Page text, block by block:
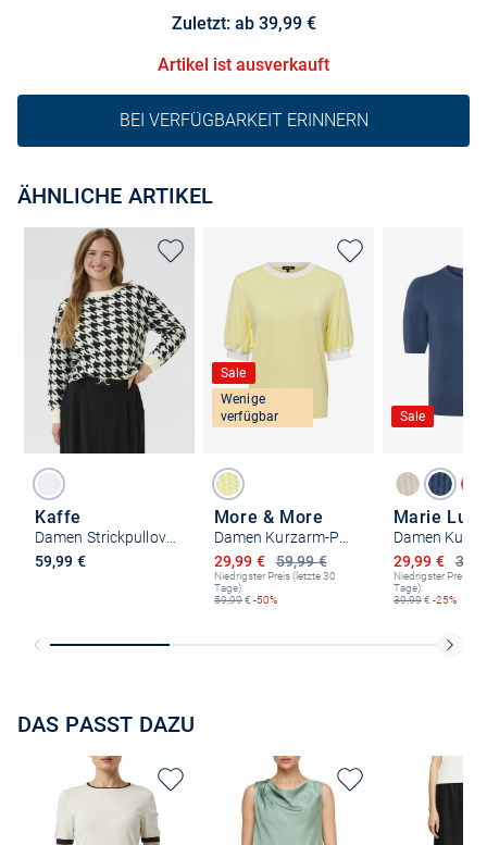
Zuletzt: ab 39,99 €
Artikel ist ausverkauft
BEI VERFÜGBARKEIT ERINNERN
ÄHNLICHE ARTIKEL
Kaffe
Damen Strickpullover KAcarol
59,99 €
Sale
Wenige
verfügbar
More & More
Damen Kurzarm-Pullover
59,99 €
Ermäßigter Preis
29,99 €
Niedrigster Preis (letzte 30
Tage):
59,99€ -50%
Sale
Marie
Ermäßigter
29,99 €
Niedrigster Preis
Tage):
39,99€ -25%
DAS PASST DAZU